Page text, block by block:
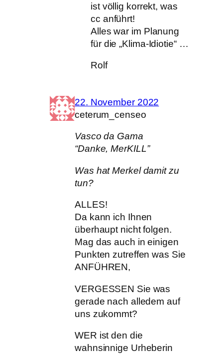
ist völlig korrekt, was
cc anführt!
Alles war im Planung
für die „Klima-Idiotie“ …
Rolf
22. November 2022
ceterum_censeo
Vasco da Gama
“Danke, MerKILL”
Was hat Merkel damit zu
tun?
ALLES!
Da kann ich Ihnen
überhaupt nicht folgen.
Mag das auch in einigen
Punkten zutreffen was Sie
ANFÜHREN,
VERGESSEN Sie was
gerade nach alledem auf
uns zukommt?
WER ist den die
wahnsinnige Urheberin